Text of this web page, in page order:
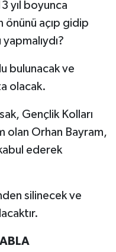
yıl boyunca
önünü açıp gidip
bulunacak ve
olacak.
Gençlik Kolları
olan Orhan Bayram,
ederek
silinecek ve